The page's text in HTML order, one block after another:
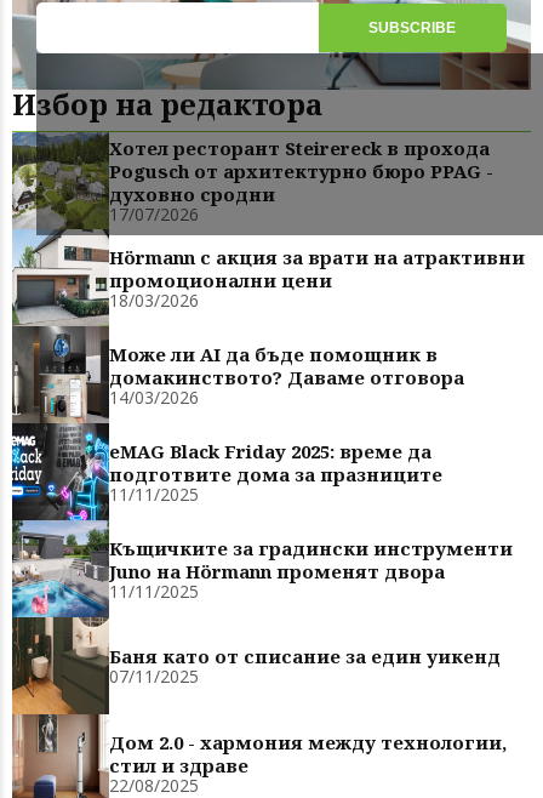
Избор на редактора
Хотел ресторант Steirereck в прохода
Pogusch от архитектурно бюро PPAG -
духовно сродни
17/07/2026
Hörmann с акция за врати на атрактивни
промоционални цени
18/03/2026
Може ли AI да бъде помощник в
домакинството? Даваме отговора
14/03/2026
eMAG Black Friday 2025: време да
подготвите дома за празниците
11/11/2025
Къщичките за градински инструменти
Juno на Hörmann променят двора
11/11/2025
Баня като от списание за един уикенд
07/11/2025
Дом 2.0 - хармония между технологии,
стил и здраве
22/08/2025